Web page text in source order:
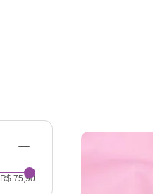
R$ 75,90